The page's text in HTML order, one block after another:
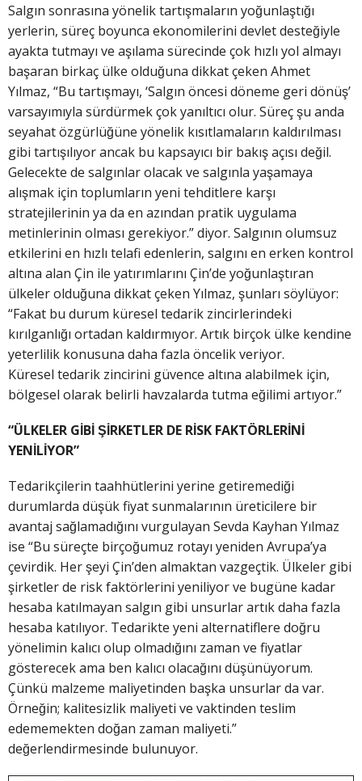
Salgın sonrasına yönelik tartışmaların yoğunlaştığı
yerlerin, süreç boyunca ekonomilerini devlet desteğiyle
ayakta tutmayı ve aşılama sürecinde çok hızlı yol almayı
başaran birkaç ülke olduğuna dikkat çeken Ahmet
Yılmaz, “Bu tartışmayı, ‘Salgın öncesi döneme geri dönüş’
varsayımıyla sürdürmek çok yanıltıcı olur. Süreç şu anda
seyahat özgürlüğüne yönelik kısıtlamaların kaldırılması
gibi tartışılıyor ancak bu kapsayıcı bir bakış açısı değil.
Gelecekte de salgınlar olacak ve salgınla yaşamaya
alışmak için toplumların yeni tehditlere karşı
stratejilerinin ya da en azından pratik uygulama
metinlerinin olması gerekiyor.” diyor. Salgının olumsuz
etkilerini en hızlı telafi edenlerin, salgını en erken kontrol
altına alan Çin ile yatırımlarını Çin’de yoğunlaştıran
ülkeler olduğuna dikkat çeken Yılmaz, şunları söylüyor:
“Fakat bu durum küresel tedarik zincirlerindeki
kırılganlığı ortadan kaldırmıyor. Artık birçok ülke kendine
yeterlilik konusuna daha fazla öncelik veriyor.
Küresel tedarik zincirini güvence altına alabilmek için,
bölgesel olarak belirli havzalarda tutma eğilimi artıyor.”
“ÜLKELER GİBİ ŞİRKETLER DE RİSK FAKTÖRLERİNİ
YENİLİYOR”
Tedarikçilerin taahhütlerini yerine getiremediği
durumlarda düşük fiyat sunmalarının üreticilere bir
avantaj sağlamadığını vurgulayan Sevda Kayhan Yılmaz
ise “Bu süreçte birçoğumuz rotayı yeniden Avrupa’ya
çevirdik. Her şeyi Çin’den almaktan vazgeçtik. Ülkeler gibi
şirketler de risk faktörlerini yeniliyor ve bugüne kadar
hesaba katılmayan salgın gibi unsurlar artık daha fazla
hesaba katılıyor. Tedarikte yeni alternatiflere doğru
yönelimin kalıcı olup olmadığını zaman ve fiyatlar
gösterecek ama ben kalıcı olacağını düşünüyorum.
Çünkü malzeme maliyetinden başka unsurlar da var.
Örneğin; kalitesizlik maliyeti ve vaktinden teslim
edememekten doğan zaman maliyeti.”
değerlendirmesinde bulunuyor.